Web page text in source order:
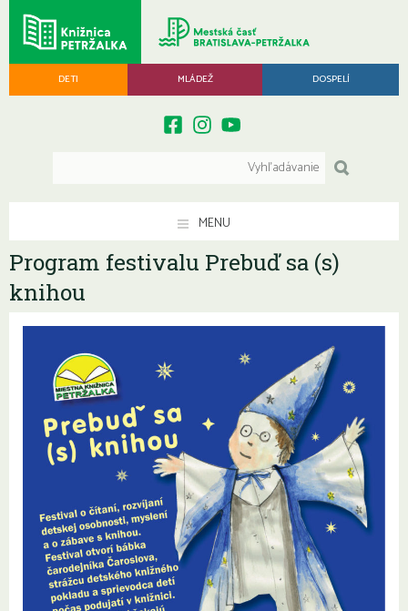
DETI MLÁDEŽ DOSPELÍ
MENU
Program festivalu Prebuď sa (s)
knihou